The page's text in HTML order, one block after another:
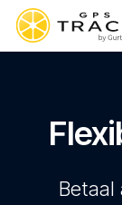
Betaal